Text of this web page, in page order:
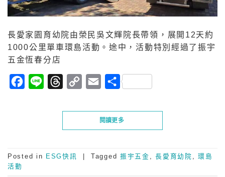
長愛家園育幼院由榮民吳文輝院長帶領，展開12天約
1000公里單車環島活動。途中，活動特別經過了振宇
五金恆春分店
Facebook
Line Threads
Copy Email分
閱讀更多
Posted in ESG快訊 Tagged 振宇五金 ,長愛育幼院 ,環島
活動